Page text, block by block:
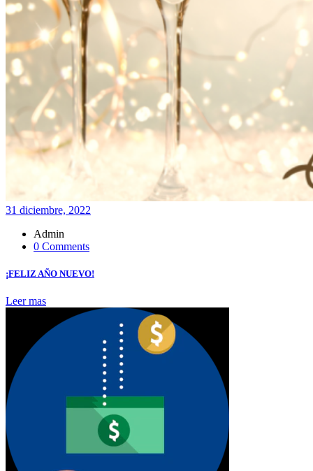
31 diciembre, 2022
Admin
0 Comments
¡FELIZ AÑO NUEVO!
Leer mas